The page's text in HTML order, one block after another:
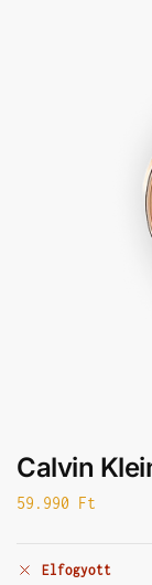
Calvin
59.990 Ft
Elfogyott